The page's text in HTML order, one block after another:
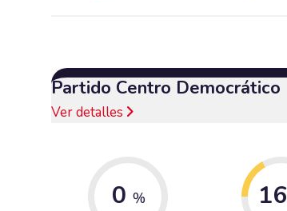
Partido Centro Democrático
Ver detalles
0 % 16